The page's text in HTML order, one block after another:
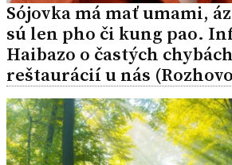
Sójovka má mať umami,
sú len pho či kung pao.
Haibazo o častých
reštaurácií u nás